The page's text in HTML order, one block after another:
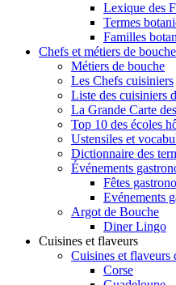
Lexique des
Termes
Familles
Chefs et métiers de bouche
Métiers de bouche
Les Chefs cuisiniers
Liste des cuisiniers
La Grande Carte
Top 10 des écoles
Ustensiles et
Dictionnaire des
Événements
Fêtes
Evénements
Argot de Bouche
Diner Lingo
Cuisines et flaveurs
Cuisines et flaveurs
Corse